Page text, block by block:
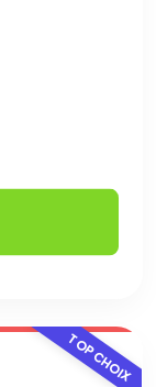
TOP CHOIX